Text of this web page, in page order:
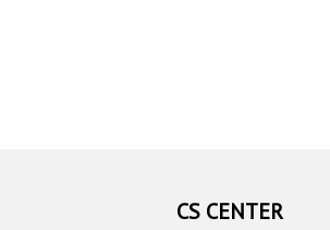
CS CENTER